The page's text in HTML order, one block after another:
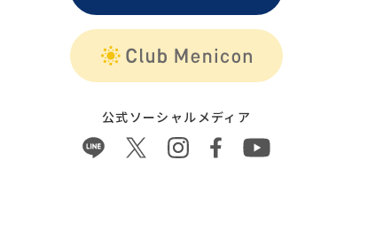
公式ソーシャルメディア